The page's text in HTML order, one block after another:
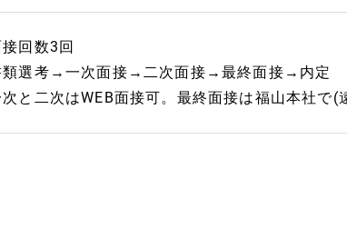
回数3回
類選考→一次面接→二次面接→最終面接→内定
と二次はWEB面接可。最終面接は福山本社で(